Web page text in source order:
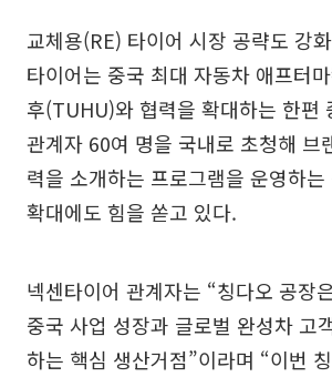
교체용(RE) 타이어 시장 공략도 강
타이어는 중국 최대 자동차 애프터
후(TUHU)와 협력을 확대하는 한편
관계자 60여 명을 국내로 초청해 브
력을 소개하는 프로그램을 운영하
확대에도 힘을 쏟고 있다.
넥센타이어 관계자는 “칭다오 공장
중국 사업 성장과 글로벌 완성차 고
하는 핵심 생산거점”이라며 “이번